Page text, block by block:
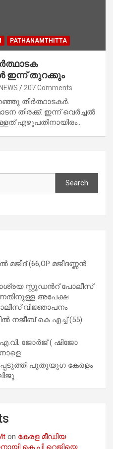
PATHANAMTHITTA
ഇന്ന് തുറക്കും
207 Comments
തീർത്ഥാടകർ.
തിരക്ക്. ഇന്ന് വെർച്ചൽ
എഴുപതിനായിരം…
Search
മജീദ് (66,OP മജീദണ്ണൻ
സ്റ്റുഡന്‍റ് പോലീസ്
അപേക്ഷ
വിജ്ഞാപനം
നജീബ് കെ എച്ച് (55)
എ.​വി. ജോ​ർ​ജ് ( ഷിജോ
പുതുയുഗ കേരളം
on കേരള മീഡിയ
കെ.പി റെജിയെ